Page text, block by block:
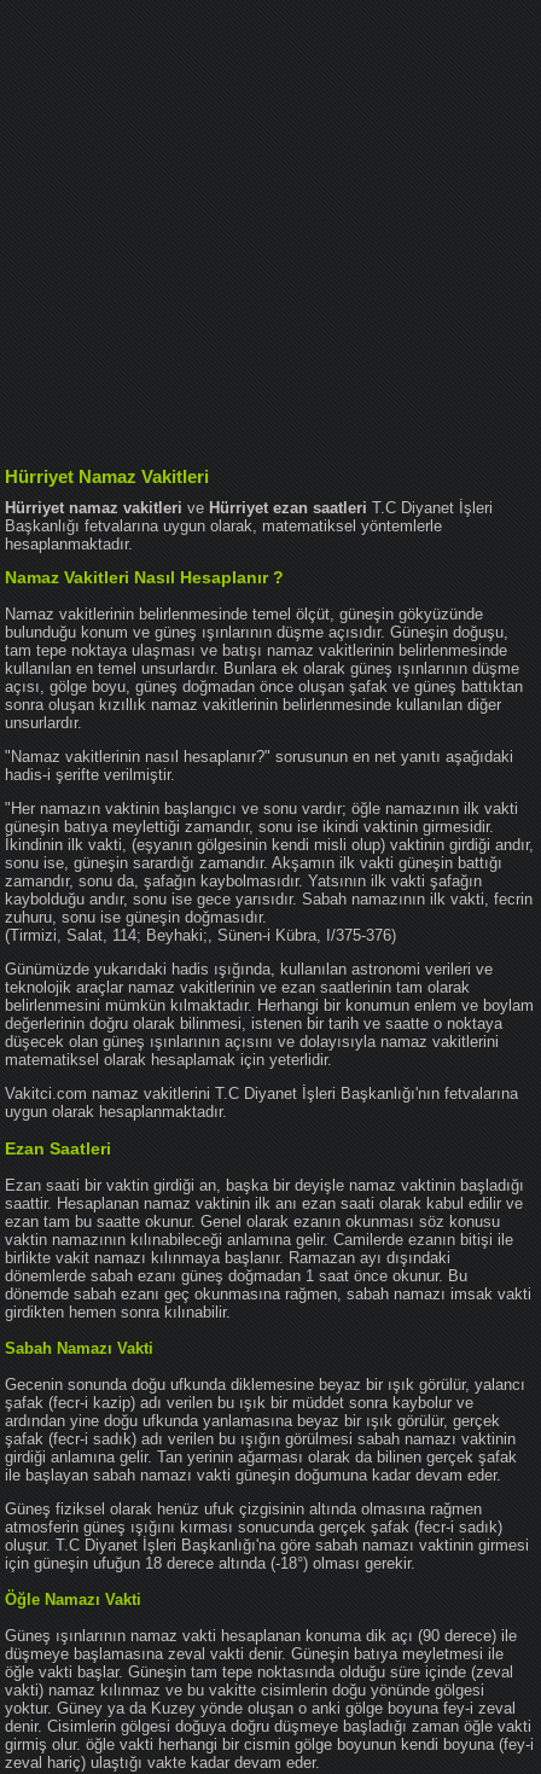
Hürriyet Namaz Vakitleri
Hürriyet namaz vakitleri ve Hürriyet ezan saatleri T.C Diyanet İşleri
Başkanlığı fetvalarına uygun olarak, matematiksel yöntemlerle
hesaplanmaktadır.
Namaz Vakitleri Nasıl Hesaplanır ?
Namaz vakitlerinin belirlenmesinde temel ölçüt, güneşin gökyüzünde
bulunduğu konum ve güneş ışınlarının düşme açısıdır. Güneşin doğuşu,
tam tepe noktaya ulaşması ve batışı namaz vakitlerinin belirlenmesinde
kullanılan en temel unsurlardır. Bunlara ek olarak güneş ışınlarının düşme
açısı, gölge boyu, güneş doğmadan önce oluşan şafak ve güneş battıktan
sonra oluşan kızıllık namaz vakitlerinin belirlenmesinde kullanılan diğer
unsurlardır.
"Namaz vakitlerinin nasıl hesaplanır?" sorusunun en net yanıtı aşağıdaki
hadis-i şerifte verilmiştir.
"Her namazın vaktinin başlangıcı ve sonu vardır; öğle namazının ilk vakti
güneşin batıya meylettiği zamandır, sonu ise ikindi vaktinin girmesidir.
İkindinin ilk vakti, (eşyanın gölgesinin kendi misli olup) vaktinin girdiği andır,
sonu ise, güneşin sarardığı zamandır. Akşamın ilk vakti güneşin battığı
zamandır, sonu da, şafağın kaybolmasıdır. Yatsının ilk vakti şafağın
kaybolduğu andır, sonu ise gece yarısıdır. Sabah namazının ilk vakti, fecrin
zuhuru, sonu ise güneşin doğmasıdır.
(Tirmizi, Salat, 114; Beyhaki;, Sünen-i Kübra, I/375-376)
Günümüzde yukarıdaki hadis ışığında, kullanılan astronomi verileri ve
teknolojik araçlar namaz vakitlerinin ve ezan saatlerinin tam olarak
belirlenmesini mümkün kılmaktadır. Herhangi bir konumun enlem ve boylam
değerlerinin doğru olarak bilinmesi, istenen bir tarih ve saatte o noktaya
düşecek olan güneş ışınlarının açısını ve dolayısıyla namaz vakitlerini
matematiksel olarak hesaplamak için yeterlidir.
Vakitci.com namaz vakitlerini T.C Diyanet İşleri Başkanlığı'nın fetvalarına
uygun olarak hesaplanmaktadır.
Ezan Saatleri
Ezan saati bir vaktin girdiği an, başka bir deyişle namaz vaktinin başladığı
saattir. Hesaplanan namaz vaktinin ilk anı ezan saati olarak kabul edilir ve
ezan tam bu saatte okunur. Genel olarak ezanın okunması söz konusu
vaktin namazının kılınabileceği anlamına gelir. Camilerde ezanın bitişi ile
birlikte vakit namazı kılınmaya başlanır. Ramazan ayı dışındaki
dönemlerde sabah ezanı güneş doğmadan 1 saat önce okunur. Bu
dönemde sabah ezanı geç okunmasına rağmen, sabah namazı imsak vakti
girdikten hemen sonra kılınabilir.
Sabah Namazı Vakti
Gecenin sonunda doğu ufkunda diklemesine beyaz bir ışık görülür, yalancı
şafak (fecr-i kazip) adı verilen bu ışık bir müddet sonra kaybolur ve
ardından yine doğu ufkunda yanlamasına beyaz bir ışık görülür, gerçek
şafak (fecr-i sadık) adı verilen bu ışığın görülmesi sabah namazı vaktinin
girdiği anlamına gelir. Tan yerinin ağarması olarak da bilinen gerçek şafak
ile başlayan sabah namazı vakti güneşin doğumuna kadar devam eder.
Güneş fiziksel olarak henüz ufuk çizgisinin altında olmasına rağmen
atmosferin güneş ışığını kırması sonucunda gerçek şafak (fecr-i sadık)
oluşur. T.C Diyanet İşleri Başkanlığı'na göre sabah namazı vaktinin girmesi
için güneşin ufuğun 18 derece altında (-18°) olması gerekir.
Öğle Namazı Vakti
Güneş ışınlarının namaz vakti hesaplanan konuma dik açı (90 derece) ile
düşmeye başlamasına zeval vakti denir. Güneşin batıya meyletmesi ile
öğle vakti başlar. Güneşin tam tepe noktasında olduğu süre içinde (zeval
vakti) namaz kılınmaz ve bu vakitte cisimlerin doğu yönünde gölgesi
yoktur. Güney ya da Kuzey yönde oluşan o anki gölge boyuna fey-i zeval
denir. Cisimlerin gölgesi doğuya doğru düşmeye başladığı zaman öğle vakti
girmiş olur. öğle vakti herhangi bir cismin gölge boyunun kendi boyuna (fey-i
zeval hariç) ulaştığı vakte kadar devam eder.